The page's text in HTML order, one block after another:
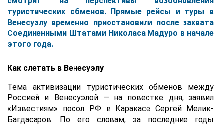
туристических обменов. Прямые рейсы и туры в
Венесуэлу временно приостановили после захвата
Соединенными Штатами Николаса Мадуро в начале
этого года.
Как слетать в Венесуэлу
Тема активизации туристических обменов между
Россией и Венесуэлой — на повестке дня, заявил
«Известиям» посол РФ в Каракасе Сергей Мелик-
Багдасаров. По его словам, за последние годы